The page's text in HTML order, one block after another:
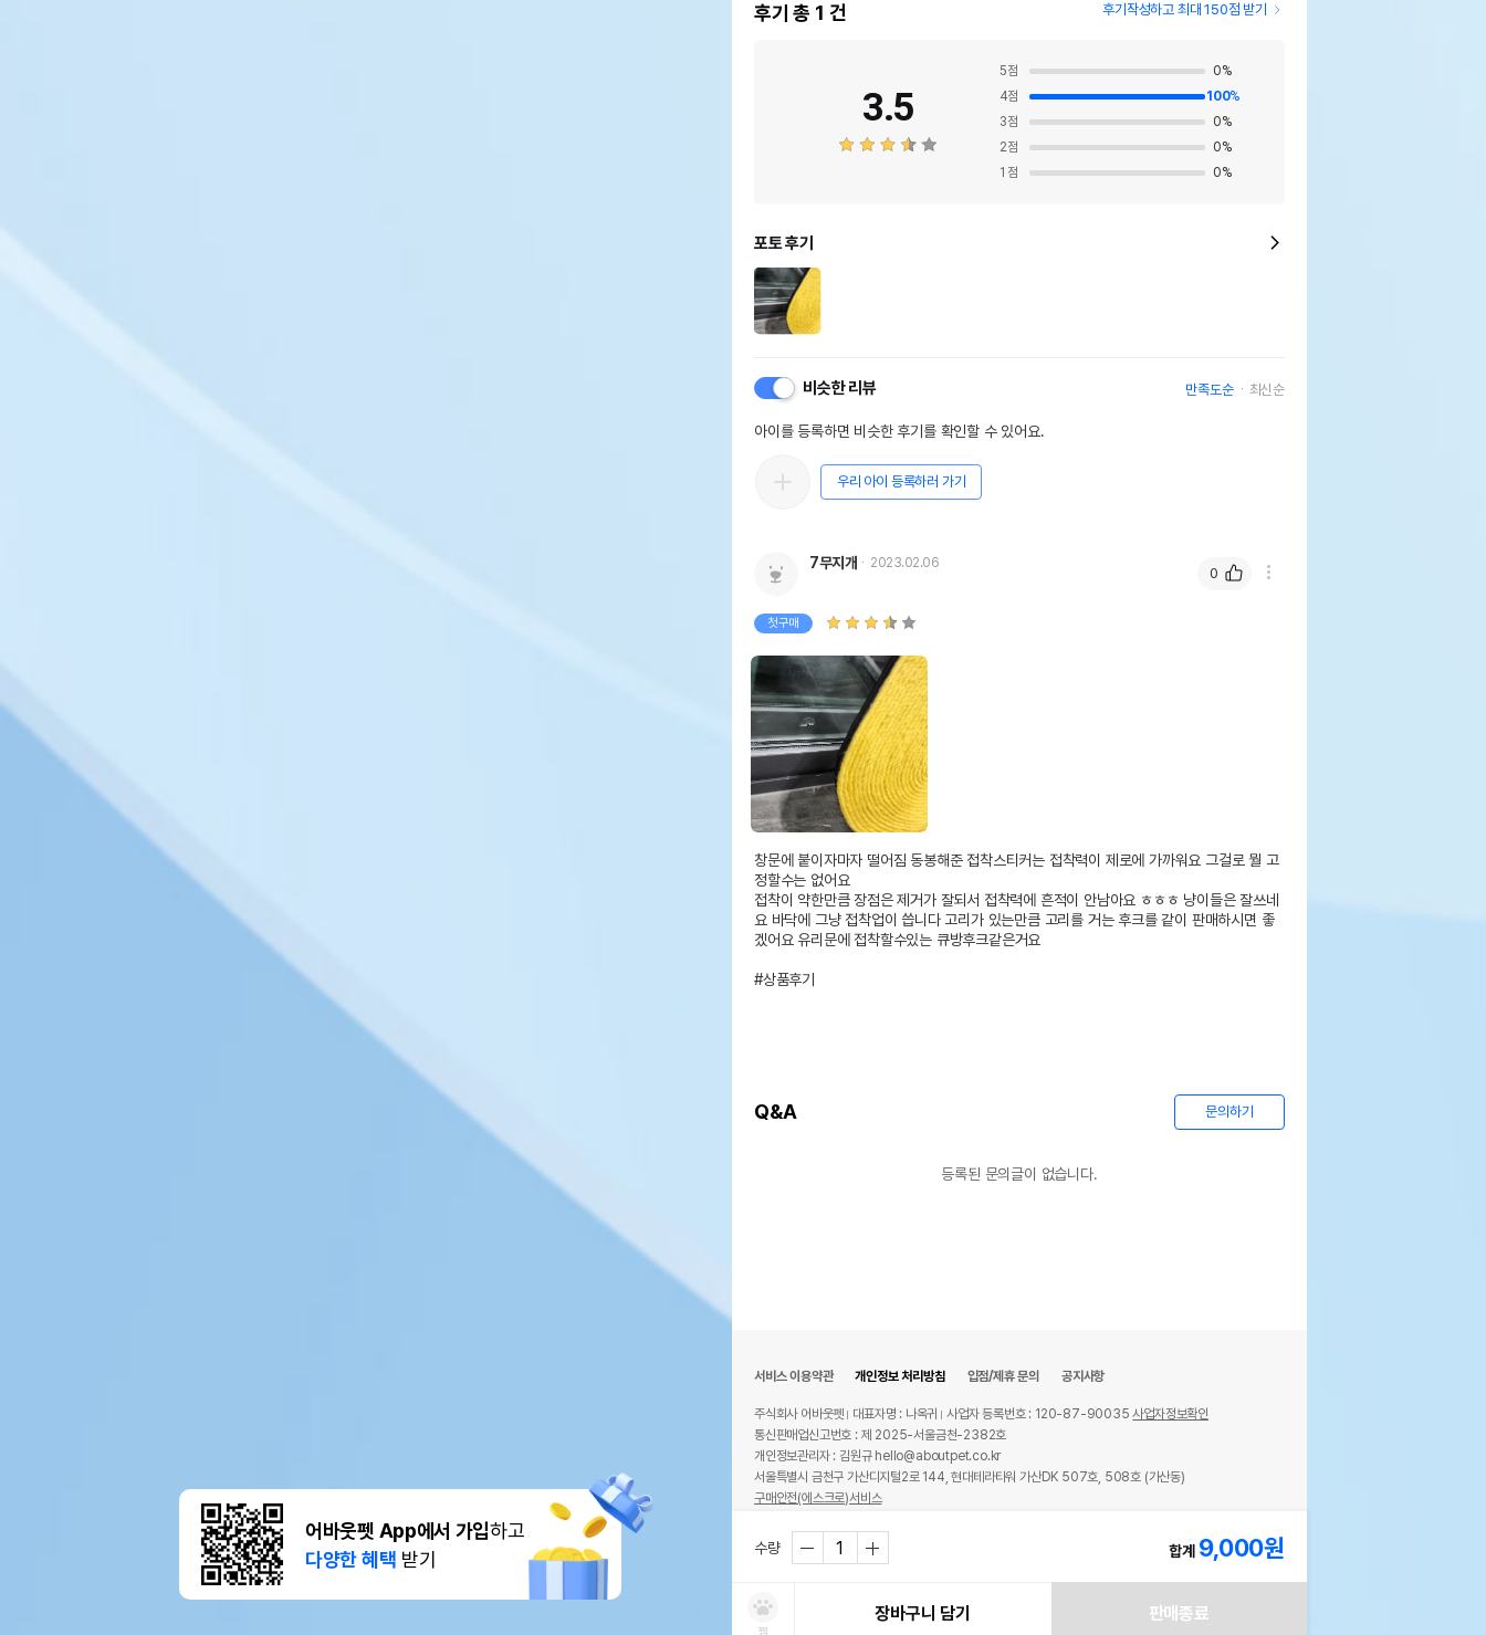
어바웃펫 App에서 가입하고
다양한 혜택 받기
후기 총 1 건 후기작성하고 최대 150점 받기
3.5
5점 0%
4점 100%
3점 0%
2점 0%
1 점 0%
포토 후기
비슷한 리뷰 만족도순 최신순
아이를 등록하면 비슷한 후기를 확인할 수 있어요.
우리 아이 등록하러 가기
7무지개 2023.02.06
첫구매
창문에 붙이자마자 떨어짐 동봉해준 접착스티커는 접착력이 제로에 가까워요 그걸로 뭘 고
정할수는 없어요
접착이 약한만큼 장점은 제거가 잘되서 접착력에 흔적이 안남아요 ㅎㅎㅎ 냥이들은 잘쓰네
요 바닥에 그냥 접착업이 씁니다 고리가 있는만큼 고리를 거는 후크를 같이 판매하시면 좋
겠어요 유리문에 접착할수있는 큐방후크같은거요
#상품후기
0
Q&A 문의하기
등록된 문의글이 없습니다.
수량 합계 9,000원
찜
장바구니 담기 판매종료
서비스 이용약관 개인정보 처리방침 입점/제휴 문의 공지사항
주식회사 어바웃펫 대표자명 : 나옥귀 사업자 등록번호 : 120-87-90035사업자정보확인
통신판매업신고번호 : 제 2025-서울금천-2382호
개인정보관리자 : 김원규 hello@aboutpet.co.kr
서울특별시 금천구 가산디지털2로 144, 현대테라타워 가산DK 507호, 508호 (가산동)
구매안전(에스크로)서비스
© copyright (c) www.aboutpet.co.kr all rights reserved.